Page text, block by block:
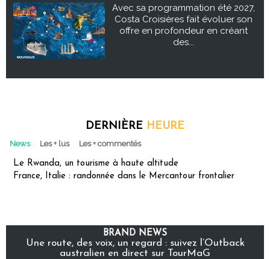
Avec sa programmation été 2027,
Costa Croisières fait évoluer son
offre en profondeur en créant
des...
DERNIÈRE HEURE
News Les + lus Les + commentés
Le Rwanda, un tourisme à haute altitude
France, Italie : randonnée dans le Mercantour frontalier
BRAND NEWS
Une route, des voix, un regard : suivez l’Outback
australien en direct sur TourMaG